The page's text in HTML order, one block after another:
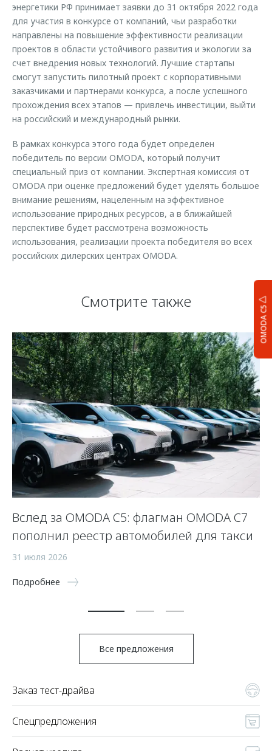
OMODA C5
энергетики РФ принимает заявки до 31 октября 2022 года
для участия в конкурсе от компаний, чьи разработки
направлены на повышение эффективности реализации
проектов в области устойчивого развития и экологии за
счет внедрения новых технологий. Лучшие стартапы
смогут запустить пилотный проект с корпоративными
заказчиками и партнерами конкурса, а после успешного
прохождения всех этапов — привлечь инвестиции, выйти
на российский и международный рынки.
В рамках конкурса этого года будет определен
победитель по версии OMODA, который получит
специальный приз от компании. Экспертная комиссия от
OMODA при оценке предложений будет уделять большое
внимание решениям, нацеленным на эффективное
использование природных ресурсов, а в ближайшей
перспективе будет рассмотрена возможность
использования, реализации проекта победителя во всех
российских дилерских центрах OMODA.
Смотрите также
Вслед за OMODA C5: флагман OMODA C7
пополнил реестр автомобилей для такси
31 июля 2026
Подробнее
Все предложения
Заказ тест-драйва
Спецпредложения